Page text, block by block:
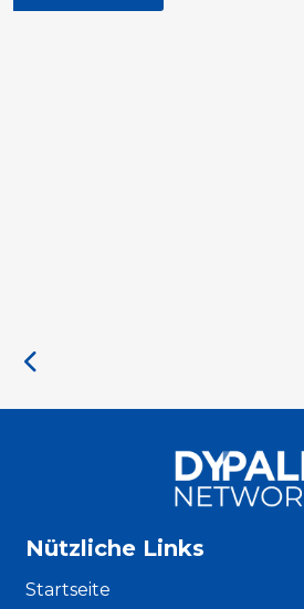
Nützliche Links
Startseite